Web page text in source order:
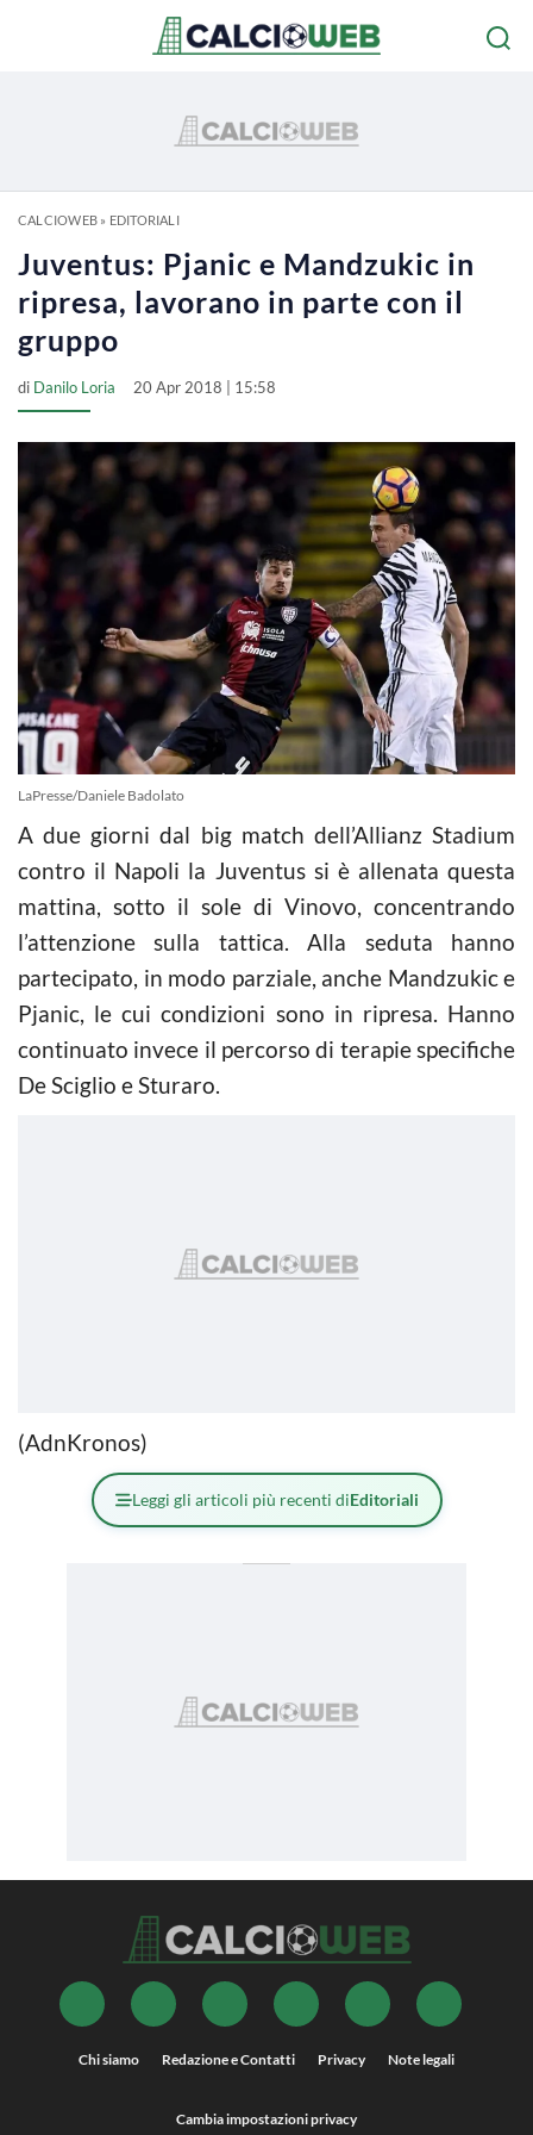
CALCIOWEB» EDITORIALI
Juventus: Pjanic e Mandzukic in
ripresa, lavorano in parte con il
gruppo
di Danilo Loria 20 Apr 2018 | 15:58
LaPresse/Daniele Badolato
A due giorni dal big match dell’Allianz Stadium
contro il Napoli la Juventus si è allenata questa
mattina, sotto il sole di Vinovo, concentrando
l’attenzione sulla tattica. Alla seduta hanno
partecipato, in modo parziale, anche Mandzukic e
Pjanic, le cui condizioni sono in ripresa. Hanno
continuato invece il percorso di terapie specifiche
De Sciglio e Sturaro.
(AdnKronos)
Leggi gli articoli più recenti diEditoriali
Chi siamo Redazione e Contatti Privacy Note legali
Cambia impostazioni privacy